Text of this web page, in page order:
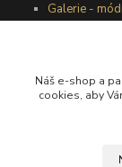
Galerie -
Podmínky
Obchodní
Náš e-shop a
cookies, aby